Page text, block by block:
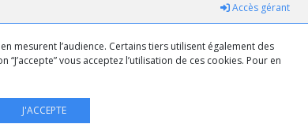
Accès gérant
mesurent l’audience. Certains tiers utilisent également des
vous acceptez l’utilisation de ces cookies. Pour en
J'ACCEPTE